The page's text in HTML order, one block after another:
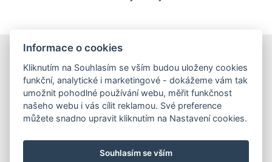
Obchodní podmínky
Podmínky ochrany osobních údajů
Hrnečky
Ateliér Hrnečky
Informace o cookies
Kliknutím na Souhlasím se vším budou uloženy cookies
funkční, analytické i marketingové - dokážeme vám tak
umožnit pohodlné používání webu, měřit funkčnost
našeho webu i vás cílit reklamou. Své preference
můžete snadno upravit kliknutím na Nastavení cookies.
Souhlasím se vším